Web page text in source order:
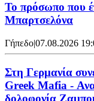
Το πρόσωπο που
Μπαρτσελόνα
Γήπεδο|07.08.2026
Στη Γερμανία
Greek Mafia -
δολοφονία